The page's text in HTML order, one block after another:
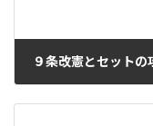
９条改憲とセット